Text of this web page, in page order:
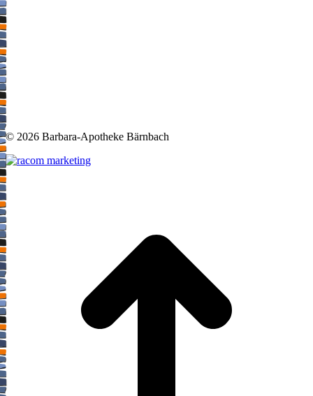
© 2026 Barbara-Apotheke Bärnbach